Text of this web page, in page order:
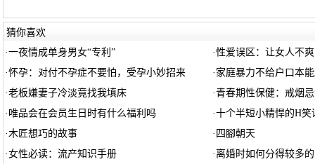
猜你喜欢
·一夜情成单身男女“专利” ·性爱误区：让女人不
·怀孕：对付不孕症不要怕，受孕小妙招来 · 家庭暴力不给户口本
·老板嫌妻子冷淡竟找我填床 ·青春期性保健：戒烟
· 唯品会在会员生日时有什么福利吗 ·十个半短小精悍的H笑
·木匠想巧的故事 · 四腳朝天
·女性必读：流产知识手册 · 离婚时如何分得较多